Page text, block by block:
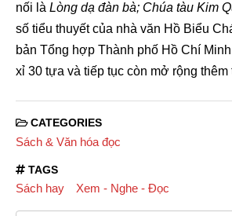
nối là Lòng dạ đàn bà; Chúa tàu Kim
số tiểu thuyết của nhà văn Hồ Biểu
bản Tổng hợp Thành phố Hồ Chí
xỉ 30 tựa và tiếp tục còn mở rộng
CATEGORIES
Sách & Văn hóa đọc
TAGS
Sách hay Xem - Nghe - Đọc